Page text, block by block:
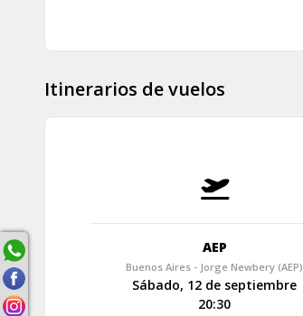
Itinerarios de vuelos
AEP
Buenos Aires - Jorge Newbery (AEP)
Sábado, 12 de septiembre
20:30